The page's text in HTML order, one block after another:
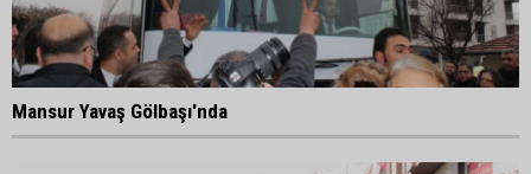
Mansur Yavaş Gölbaşı'nda